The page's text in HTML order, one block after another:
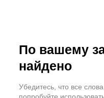
По вашему
найдено
Убедитесь, что все